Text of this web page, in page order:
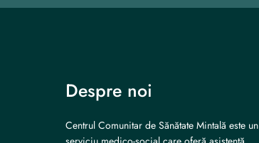
Despre noi
Centrul Comunitar de Sănătate Mintală este un